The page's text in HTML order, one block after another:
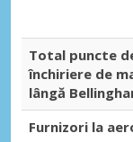
Total puncte
închiriere de
lângă
Furnizori la